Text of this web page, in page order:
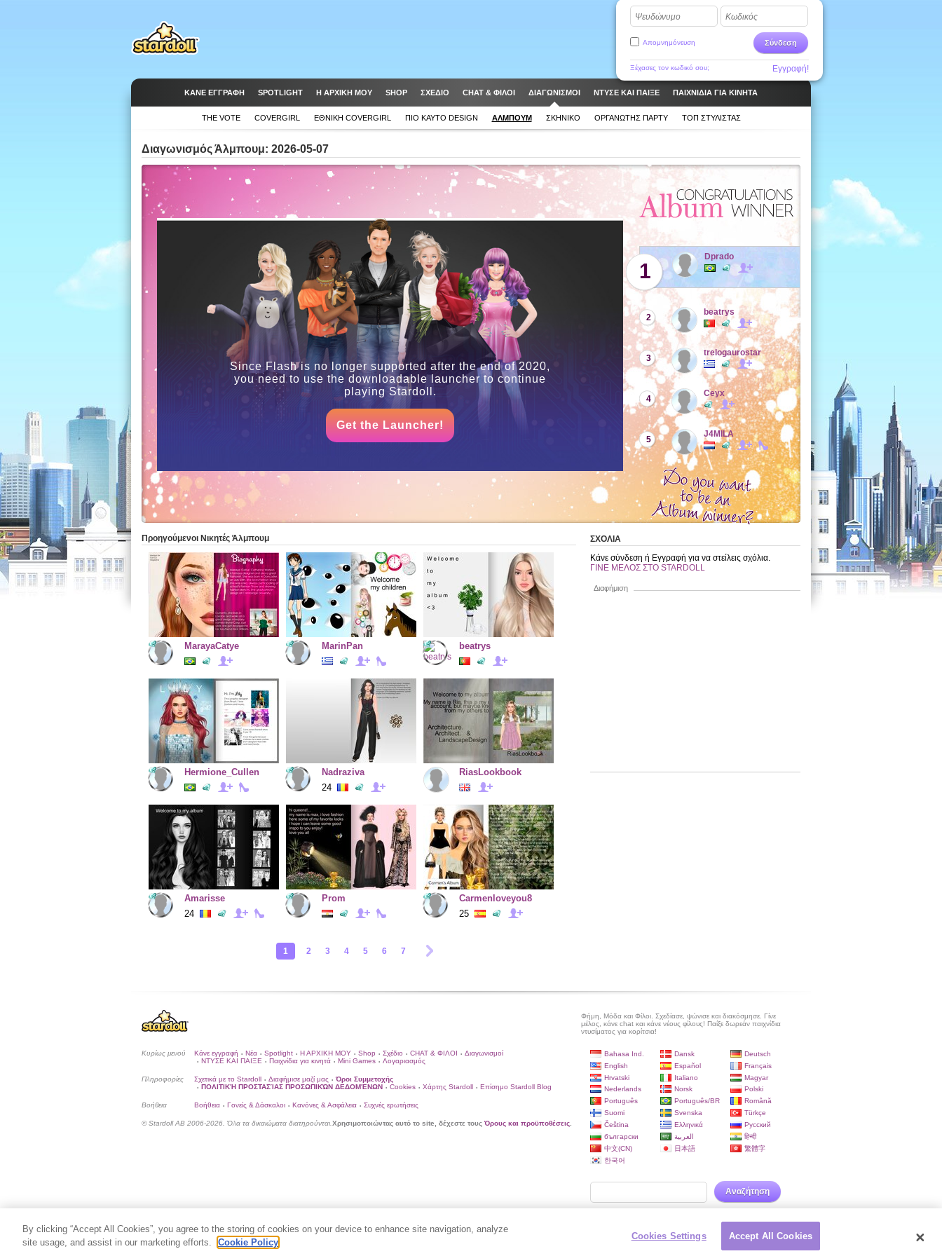
Ψευδώνυμο Κωδικός
Σύνδεση
Απομνημόνευση
Ξέχασες τον κωδικό σου; Εγγραφή!
ΚΆΝΕ ΕΓΓΡΑΦΉ SPOTLIGHT Η ΑΡΧΙΚΗ ΜΟΥ SHOP ΣΧΈΔΙΟ CHAT & ΦΙΛΟΙ ΔΙΑΓΩΝΙΣΜΟΊ ΝΤΥΣΕ ΚΑΙ ΠΑΙΞΕ ΠΑΙΧΝΊΔΙΑ ΓΙΑ ΚΙΝΗΤΆ
THE VOTE COVERGIRL ΕΘΝΙΚΉ COVERGIRL ΠΙΟ ΚΑΥΤΌ DESIGN ΆΛΜΠΟΥΜ ΣΚΗΝΙΚΌ ΟΡΓΑΝΩΤΉΣ ΠΆΡΤΥ ΤΟΠ ΣΤΥΛΊΣΤΑΣ
Διαγωνισμός Άλμπουμ: 2026-05-07
Since Flash is no longer supported after the end of 2020,
you need to use the downloadable launcher to continue
playing Stardoll.
Get the Launcher!
1
Dprado
2
beatrys
3
trelogaurostar
4
Ceyx
5
J4MILA
Προηγούμενοι Nικητές Άλμπουμ
MarayaCatye MarinPan beatrys
Hermione_Cullen
Nadraziva
24
RiasLookbook
Amarisse
24
Prom
Carmenloveyou8
25
1 2 3 4 5 6 7
ΣΧΟΛΙΑ
Κάνε σύνδεση ή Εγγραφή για να στείλεις σχόλια.
ΓΙΝΕ ΜΕΛΟΣ ΣΤΟ STARDOLL
Διαφήμιση
Φήμη, Μόδα και Φίλοι. Σχεδίασε, ψώνισε και διακόσμησε. Γίνε
μέλος, κάνε chat και κάνε νέους φίλους! Παίξε δωρεάν παιχνίδια
ντυσίματος για κορίτσια!
Κυρίως μενού Κάνε εγγραφή • Νέα • Spotlight • Η ΑΡΧΙΚΗ ΜΟΥ • Shop • Σχέδιο • CHAT & ΦΙΛΟΙ • Διαγωνισμοί
• ΝΤΥΣΕ ΚΑΙ ΠΑΙΞΕ • Παιχνίδια για κινητά • Mini Games • Λογαριασμός
Πληροφορίες Σχετικά με το Stardoll • Διαφήμισε μαζί μας • Όροι Συμμετοχής
• ΠΟΛΙΤΙΚΉ ΠΡΟΣΤΑΣΊΑΣ ΠΡΟΣΩΠΙΚΏΝ ΔΕΔΟΜΈΝΩΝ • Cookies • Χάρτης Stardoll • Επίσημο Stardoll Blog
Βοήθεια Βοήθεια • Γονείς & Δάσκαλοι • Κανόνες & Ασφάλεια • Συχνές ερωτήσεις
© Stardoll AB 2006-2026. Όλα τα δικαιώματα διατηρούνται. Χρησιμοποιώντας αυτό το site, δέχεστε τους Όρους και προϋποθέσεις
Bahasa Ind. Dansk
Deutsch
English
Español
Français
Hrvatski
Italiano
Magyar
Nederlands
Norsk
Polski
Português
Português/BR
Română
Suomi
Svenska
Türkçe
Čeština
Ελληνικά
Русский
български
العربية
हिन्दी
中文(CN)
日本語
繁體字
한국어
Αναζήτηση
By clicking “Accept All Cookies”, you agree to the storing of cookies on your device to enhance site navigation, analyze
site usage, and assist in our marketing efforts.
Cookie Policy
Cookies Settings Accept All Cookies